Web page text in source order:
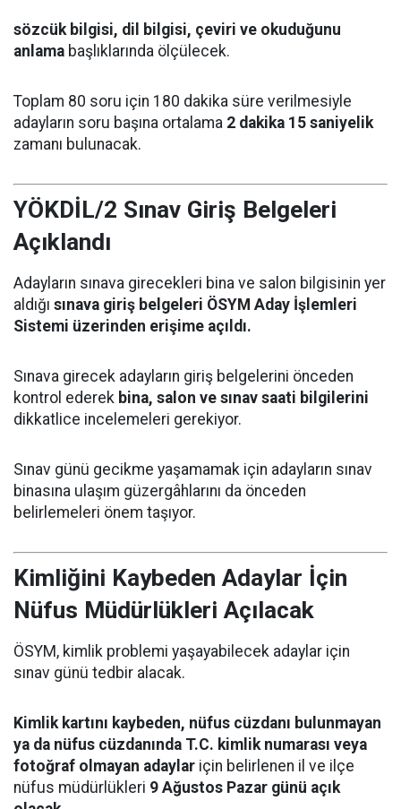
sözcük bilgisi, dil bilgisi, çeviri ve okuduğunu
anlama başlıklarında ölçülecek.
Toplam 80 soru için 180 dakika süre verilmesiyle
adayların soru başına ortalama 2 dakika 15 saniyelik
zamanı bulunacak.
YÖKDİL/2 Sınav Giriş Belgeleri
Açıklandı
Adayların sınava girecekleri bina ve salon bilgisinin yer
aldığı sınava giriş belgeleri ÖSYM Aday İşlemleri
Sistemi üzerinden erişime açıldı.
Sınava girecek adayların giriş belgelerini önceden
kontrol ederek bina, salon ve sınav saati bilgilerini
dikkatlice incelemeleri gerekiyor.
Sınav günü gecikme yaşamamak için adayların sınav
binasına ulaşım güzergâhlarını da önceden
belirlemeleri önem taşıyor.
Kimliğini Kaybeden Adaylar İçin
Nüfus Müdürlükleri Açılacak
ÖSYM, kimlik problemi yaşayabilecek adaylar için
sınav günü tedbir alacak.
Kimlik kartını kaybeden, nüfus cüzdanı bulunmayan
ya da nüfus cüzdanında T.C. kimlik numarası veya
fotoğraf olmayan adaylar için belirlenen il ve ilçe
nüfus müdürlükleri 9 Ağustos Pazar günü açık